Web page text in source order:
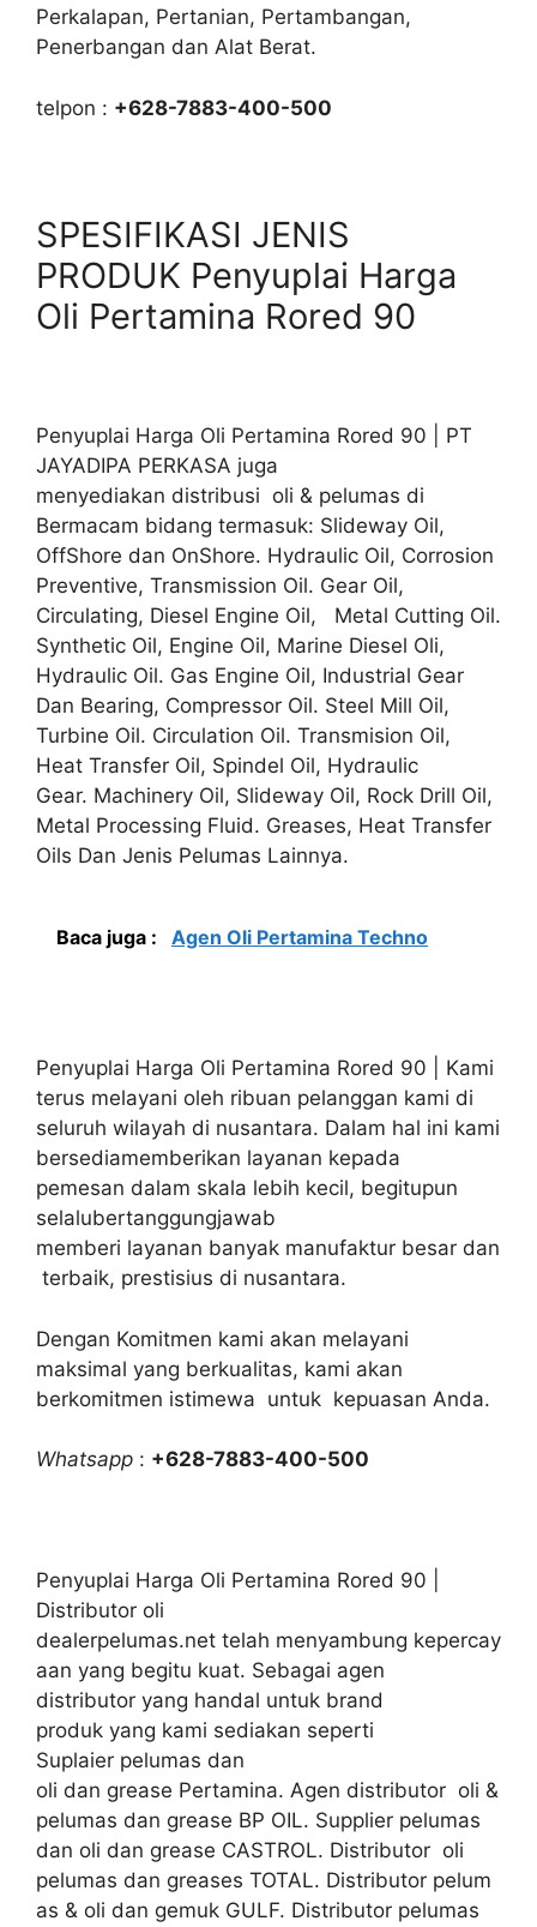
Perkalapan, Pertanian, Pertambangan,
Penerbangan dan Alat Berat.
telpon : +628-7883-400-500
SPESIFIKASI JENIS
PRODUK Penyuplai Harga
Oli Pertamina Rored 90
Penyuplai Harga Oli Pertamina Rored 90 | PT
JAYADIPA PERKASA juga
menyediakan distribusi oli & pelumas di
Bermacam bidang termasuk: Slideway Oil,
OffShore dan OnShore. Hydraulic Oil, Corrosion
Preventive, Transmission Oil. Gear Oil,
Circulating, Diesel Engine Oil, Metal Cutting Oil.
Synthetic Oil, Engine Oil, Marine Diesel Oli,
Hydraulic Oil. Gas Engine Oil, Industrial Gear
Dan Bearing, Compressor Oil. Steel Mill Oil,
Turbine Oil. Circulation Oil. Transmision Oil,
Heat Transfer Oil, Spindel Oil, Hydraulic
Gear. Machinery Oil, Slideway Oil, Rock Drill Oil,
Metal Processing Fluid. Greases, Heat Transfer
Oils Dan Jenis Pelumas Lainnya.
Baca juga : Agen Oli Pertamina Techno
Penyuplai Harga Oli Pertamina Rored 90 | Kami
terus melayani oleh ribuan pelanggan kami di
seluruh wilayah di nusantara. Dalam hal ini kami
bersediamemberikan layanan kepada
pemesan dalam skala lebih kecil, begitupun
selalubertanggungjawab
memberi layanan banyak manufaktur besar dan
terbaik, prestisius di nusantara.
Dengan Komitmen kami akan melayani
maksimal yang berkualitas, kami akan
berkomitmen istimewa untuk kepuasan Anda.
Whatsapp : +628-7883-400-500
Penyuplai Harga Oli Pertamina Rored 90 |
Distributor oli
dealerpelumas.net telah menyambung kepercay
aan yang begitu kuat. Sebagai agen
distributor yang handal untuk brand
produk yang kami sediakan seperti
Suplaier pelumas dan
oli dan grease Pertamina. Agen distributor oli &
pelumas dan grease BP OIL. Supplier pelumas
dan oli dan grease CASTROL. Distributor oli
pelumas dan greases TOTAL. Distributor pelum
as & oli dan gemuk GULF. Distributor pelumas